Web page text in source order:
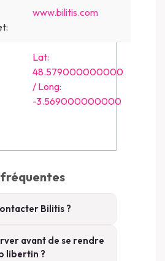
www.bilitis.com
Lat:
48.579000000000
/ Long:
-3.569000000000
Bilitis ?
avant de se rendre
libertin ?